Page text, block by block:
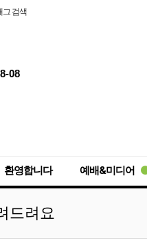
그 검색
08
환영합니다 예배&미디어
드려요